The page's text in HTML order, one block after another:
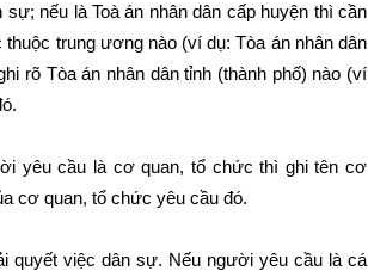
nếu là Toà án nhân dân cấp huyện thì cần
trung ương nào (ví dụ: Tòa án nhân dân
rõ Tòa án nhân dân tỉnh (thành phố) nào (ví
yêu cầu là cơ quan, tổ chức thì ghi tên cơ
cơ quan, tổ chức yêu cầu đó.
quyết việc dân sự. Nếu người yêu cầu là cá